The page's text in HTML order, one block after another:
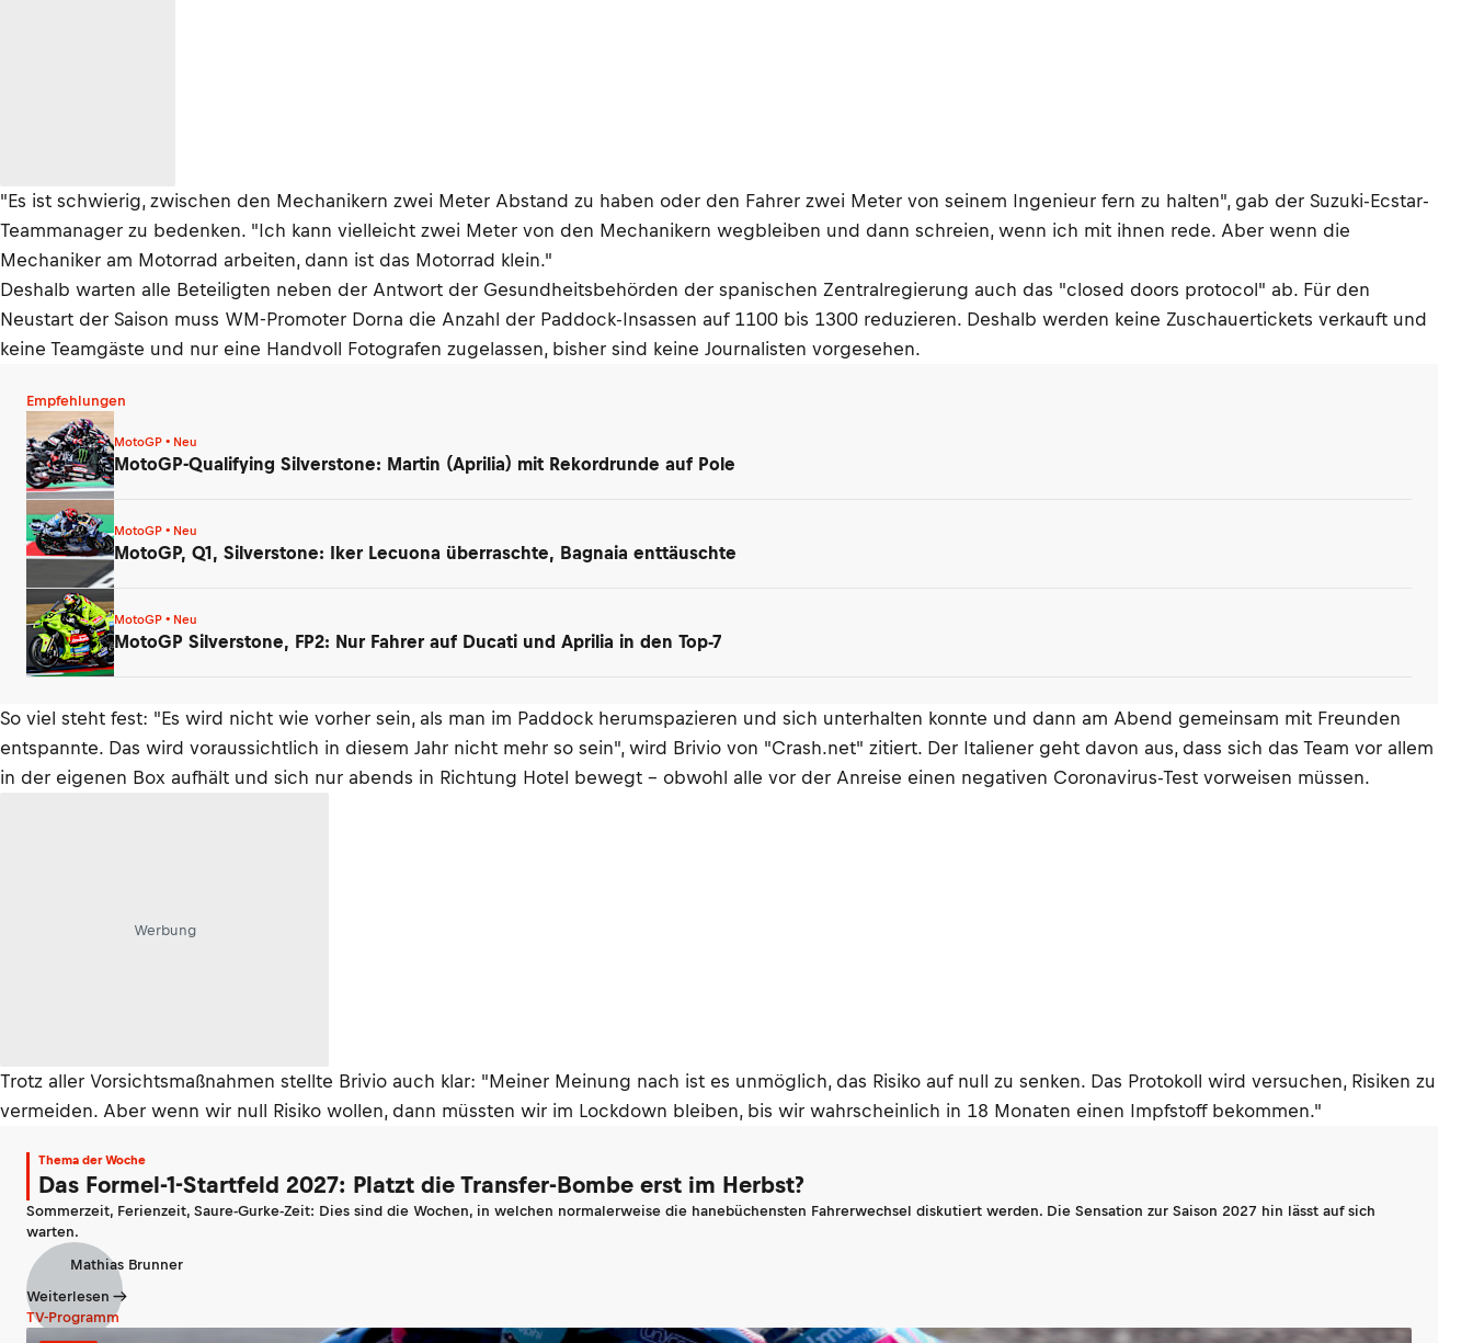
"Es ist schwierig, zwischen den Mechanikern zwei Meter Abstand zu haben oder den Fahrer zwei Meter von seinem Ingenieur fern zu halten", gab der Suzuki-Ecstar-
Teammanager zu bedenken. "Ich kann vielleicht zwei Meter von den Mechanikern wegbleiben und dann schreien, wenn ich mit ihnen rede. Aber wenn die
Mechaniker am Motorrad arbeiten, dann ist das Motorrad klein."
Deshalb warten alle Beteiligten neben der Antwort der Gesundheitsbehörden der spanischen Zentralregierung auch das "closed doors protocol" ab. Für den
Neustart der Saison muss WM-Promoter Dorna die Anzahl der Paddock-Insassen auf 1100 bis 1300 reduzieren. Deshalb werden keine Zuschauertickets verkauft und
keine Teamgäste und nur eine Handvoll Fotografen zugelassen, bisher sind keine Journalisten vorgesehen.
Empfehlungen
MotoGP • Neu
MotoGP-Qualifying Silverstone: Martin (Aprilia) mit Rekordrunde auf Pole
MotoGP • Neu
MotoGP, Q1, Silverstone: Iker Lecuona überraschte, Bagnaia enttäuschte
MotoGP • Neu
MotoGP Silverstone, FP2: Nur Fahrer auf Ducati und Aprilia in den Top-7
So viel steht fest: "Es wird nicht wie vorher sein, als man im Paddock herumspazieren und sich unterhalten konnte und dann am Abend gemeinsam mit Freunden
entspannte. Das wird voraussichtlich in diesem Jahr nicht mehr so sein", wird Brivio von "Crash.net" zitiert. Der Italiener geht davon aus, dass sich das Team vor allem
in der eigenen Box aufhält und sich nur abends in Richtung Hotel bewegt – obwohl alle vor der Anreise einen negativen Coronavirus-Test vorweisen müssen.
Werbung
Trotz aller Vorsichtsmaßnahmen stellte Brivio auch klar: "Meiner Meinung nach ist es unmöglich, das Risiko auf null zu senken. Das Protokoll wird versuchen, Risiken zu
vermeiden. Aber wenn wir null Risiko wollen, dann müssten wir im Lockdown bleiben, bis wir wahrscheinlich in 18 Monaten einen Impfstoff bekommen."
Thema der Woche
Das Formel-1-Startfeld 2027: Platzt die Transfer-Bombe erst im Herbst?
Sommerzeit, Ferienzeit, Saure-Gurke-Zeit: Dies sind die Wochen, in welchen normalerweise die hanebüchensten Fahrerwechsel diskutiert werden. Die Sensation zur Saison 2027 hin lässt auf sich
warten.
Mathias Brunner
Weiterlesen
TV-Programm